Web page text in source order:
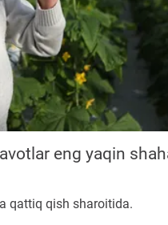
eng yaqin
qattiq qish sharoitida.